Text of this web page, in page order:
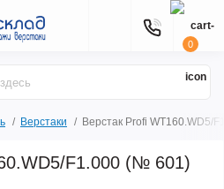
0
Верстаки Верстак Profi WT160.WD5/
F1.000 (№ 601)